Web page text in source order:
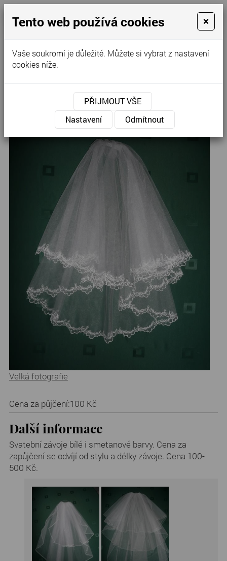
Kontaktujte nás
Svatební šaty»Svatební šaty - doplňky
Velká fotografie
Cena za půjčení:100 Kč
Další informace
Svatební závoje bílé i smetanové barvy. Cena za
zapůjčení se odvíjí od stylu a délky závoje. Cena 100-
500 Kč.
Tento web používá cookies ×
Vaše soukromí je důležité. Můžete si vybrat z nastavení
cookies níže.
PŘIJMOUT VŠE
Nastavení
Odmítnout